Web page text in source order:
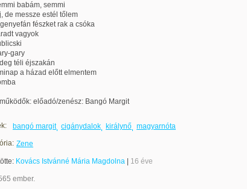
babám, semmi
de messze estél tőlem
fészket rak a csóka
vagyok
gary
téli éjszakán
a házad előtt elmentem
előadó/zenész: Bangó Margit
bangó margit cigánydalok királynő magyarnóta
Zene
Kovács Istvánné Mária Magdolna 16 éve
ember.